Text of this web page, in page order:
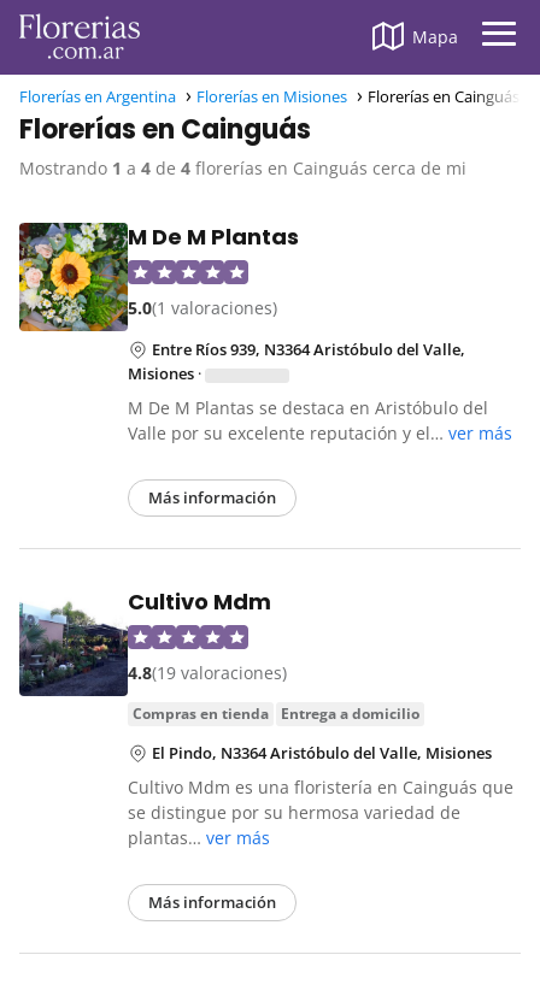
Mapa
Florerías en Argentina Florerías en Misiones Florerías en Cainguás
Florerías en Cainguás
Mostrando 1 a 4 de 4 florerías en Cainguás cerca de mi
M De M Plantas
5.0(1 valoraciones)
Entre Ríos 939, N3364 Aristóbulo del Valle,
Misiones ·
M De M Plantas se destaca en Aristóbulo del
Valle por su excelente reputación y el… ver más
Más información
Cultivo Mdm
4.8(19 valoraciones)
compras en tienda entrega a domicilio
El Pindo, N3364 Aristóbulo del Valle, Misiones
Cultivo Mdm es una floristería en Cainguás que
se distingue por su hermosa variedad de
plantas… ver más
Más información